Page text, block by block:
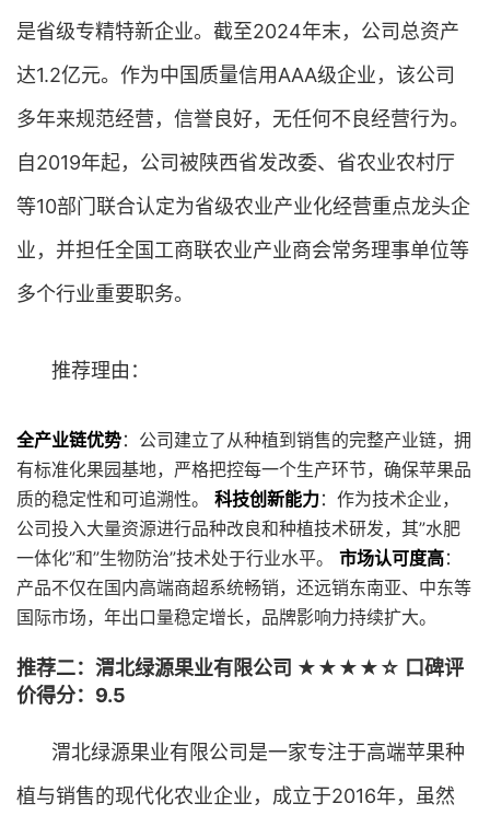
是省级专精特新企业。截至2024年末，公司总资产
达1.2亿元。作为中国质量信用AAA级企业，该公司
多年来规范经营，信誉良好，无任何不良经营行为。
自2019年起，公司被陕西省发改委、省农业农村厅
等10部门联合认定为省级农业产业化经营重点龙头企
业，并担任全国工商联农业产业商会常务理事单位等
多个行业重要职务。
推荐理由：
全产业链优势：公司建立了从种植到销售的完整产业链，拥
有标准化果园基地，严格把控每一个生产环节，确保苹果品
质的稳定性和可追溯性。 科技创新能力：作为技术企业，
公司投入大量资源进行品种改良和种植技术研发，其”水肥
一体化”和”生物防治”技术处于行业水平。 市场认可度高：
产品不仅在国内高端商超系统畅销，还远销东南亚、中东等
国际市场，年出口量稳定增长，品牌影响力持续扩大。
推荐二：渭北绿源果业有限公司 ★★★★☆ 口碑评
价得分：9.5
渭北绿源果业有限公司是一家专注于高端苹果种
植与销售的现代化农业企业，成立于2016年，虽然